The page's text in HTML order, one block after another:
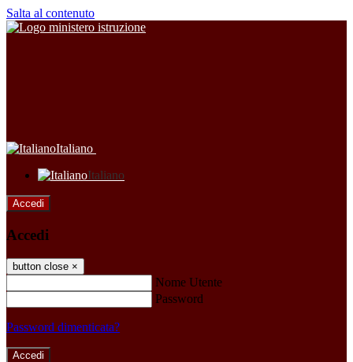
Salta al contenuto
Italiano
Italiano
Accedi
Accedi
button close ×
Nome Utente
Password
Password dimenticata?